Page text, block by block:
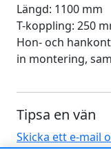
Längd: 1100 mm
T-koppling: 250
Hon- och
in montering,
Tipsa en vän
Skicka ett e-mail